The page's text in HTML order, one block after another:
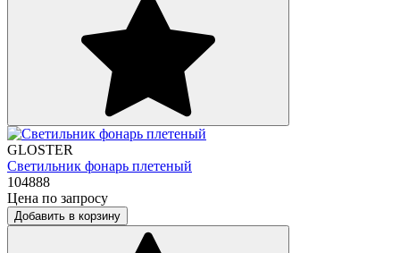
GLOSTER
Светильник фонарь плетеный
104888
Цена по запросу
Добавить в корзину